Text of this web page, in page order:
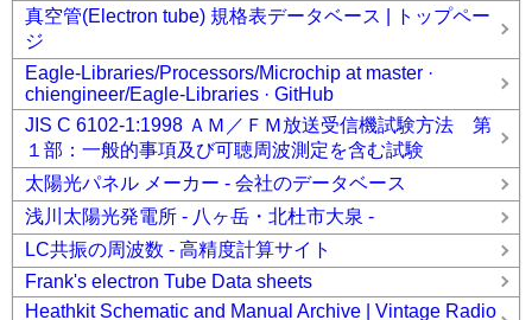
真空管(Electron tube) 規格表データベース | トップペー
ジ
Eagle-Libraries/Processors/Microchip at master ·
chiengineer/Eagle-Libraries · GitHub
JIS C 6102-1:1998 ＡＭ／ＦＭ放送受信機試験方法 第
１部：一般的事項及び可聴周波測定を含む試験
太陽光パネル メーカー - 会社のデータベース
浅川太陽光発電所 - 八ヶ岳・北杜市大泉 -
LC共振の周波数 - 高精度計算サイト
Frank's electron Tube Data sheets
Heathkit Schematic and Manual Archive | Vintage Radio